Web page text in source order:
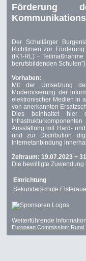
Förderung
Der Schultärger
Richtlinien zur
(IKT-RL) −
berufsbildenden
Vorhaben:
Mit der Umsetzung
Modernisierung der
elektronischer Medien in
von anerkannten
Dies beinhaltet hier
Ausstattung mit Hard-
und zur Distribution
Internetanbindung
Zeitraum: 19.07.2023 −
Die bewilligte Zuwendung
Einrichtung
Sekundarschule Elsteraue
Weiterführende
European Commission: Rural